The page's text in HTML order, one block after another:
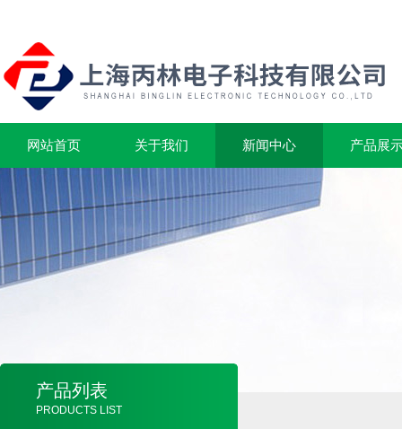
网站首页 关于我们 新闻中心 产品展
产品列表
PRODUCTS LIST